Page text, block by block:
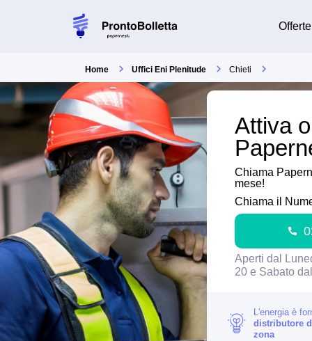
Offerte
Home Uffici Eni Plenitude Chieti
Attiva
Chiama
mese!
Chiama il
Aperti dal
20 e Sabato
L'energia è
distributore
zona